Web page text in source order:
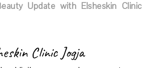
Update with Elsheskin Clinic
Clinic Jogja